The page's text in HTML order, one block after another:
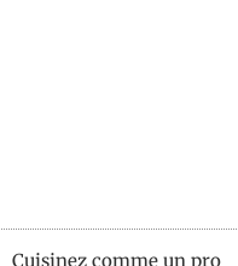
Cuisinez comme un pro